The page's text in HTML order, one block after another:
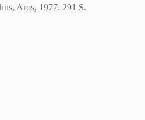
Aros, 1977. 291 S.